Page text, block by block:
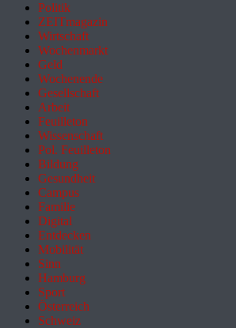
Politik
ZEITmagazin
Wirtschaft
Wochenmarkt
Geld
Wochenende
Gesellschaft
Arbeit
Feuilleton
Wissenschaft
Pol. Feuilleton
Bildung
Gesundheit
Campus
Familie
Digital
Entdecken
Mobilität
Sinn
Hamburg
Sport
Österreich
Schweiz